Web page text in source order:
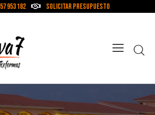
953 182 Solicitar Presupuesto